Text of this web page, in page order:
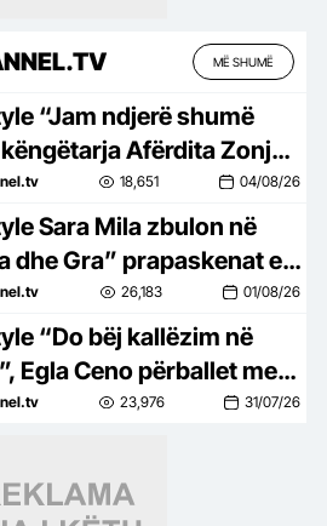
MË SHUMË
shumë
Afërdita Zonja:
nuk e kam takuar
Po të ishte në
18,651 04/08/26
në
dhe Gra” prapaskenat e
saj politike: Teatër jo i
nuk është aq tragjike sa
26,183 01/08/26
në
Egla Ceno përballet me
të vështirë rreziku:
23,976 31/07/26